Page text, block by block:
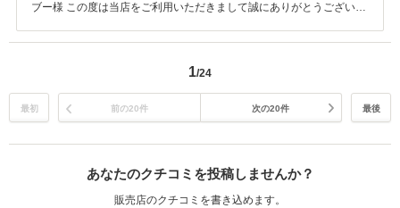
ブー様 この度は当店をご利用いただきまして誠にありがとうございま
1/24
最初 前の20件 次の20件 最後
あなたのクチコミを投稿しませんか？
販売店のクチコミを書き込めます。